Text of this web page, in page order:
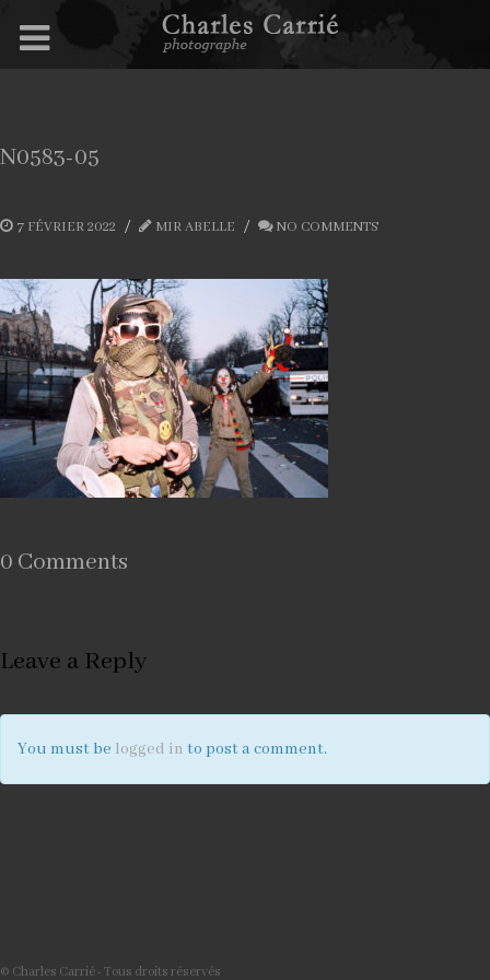
N0583-05
7 FÉVRIER 2022 MIR ABELLE NO COMMENTS
0 Comments
Leave a Reply
You must be logged in to post a comment.
© Charles Carrié - Tous droits réservés